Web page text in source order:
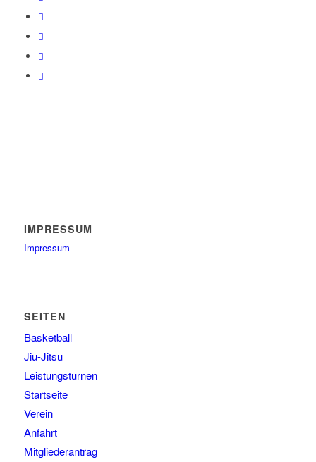
IMPRESSUM
Impressum
SEITEN
Basketball
Jiu-Jitsu
Leistungsturnen
Startseite
Verein
Anfahrt
Mitgliederantrag